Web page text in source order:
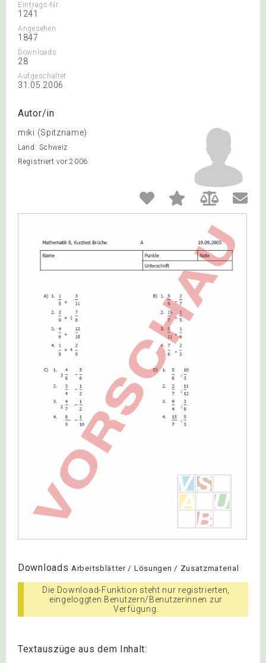
Eintrags-Nr.
1241
Angesehen
1847
Downloads
28
Aufgeschaltet
31.05.2006
Autor/in
miki (Spitzname)
Land: Schweiz
Registriert vor 2006
Downloads Arbeitsblätter / Lösungen / Zusatzmaterial
Die Download-Funktion steht nur registrierten,
eingeloggten Benutzern/Benutzerinnen zur
Verfügung.
Textauszüge aus dem Inhalt: